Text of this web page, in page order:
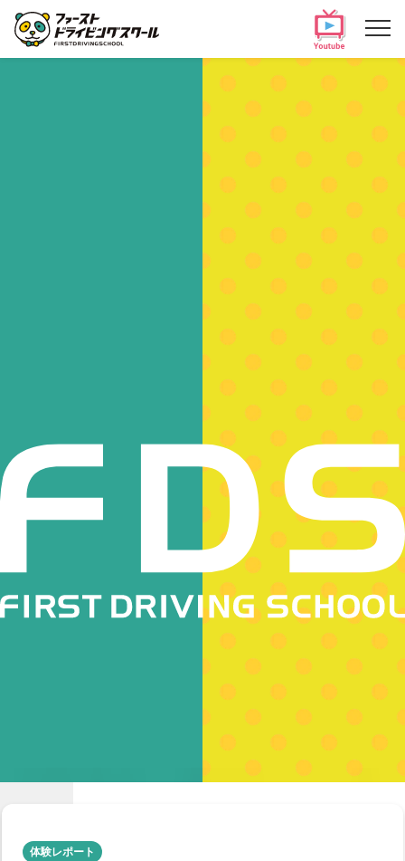
体験レポート